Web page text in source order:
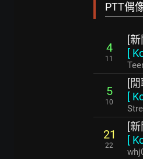
PTT偶
4
11
[
[
5
10
[
[
21
22
[
[